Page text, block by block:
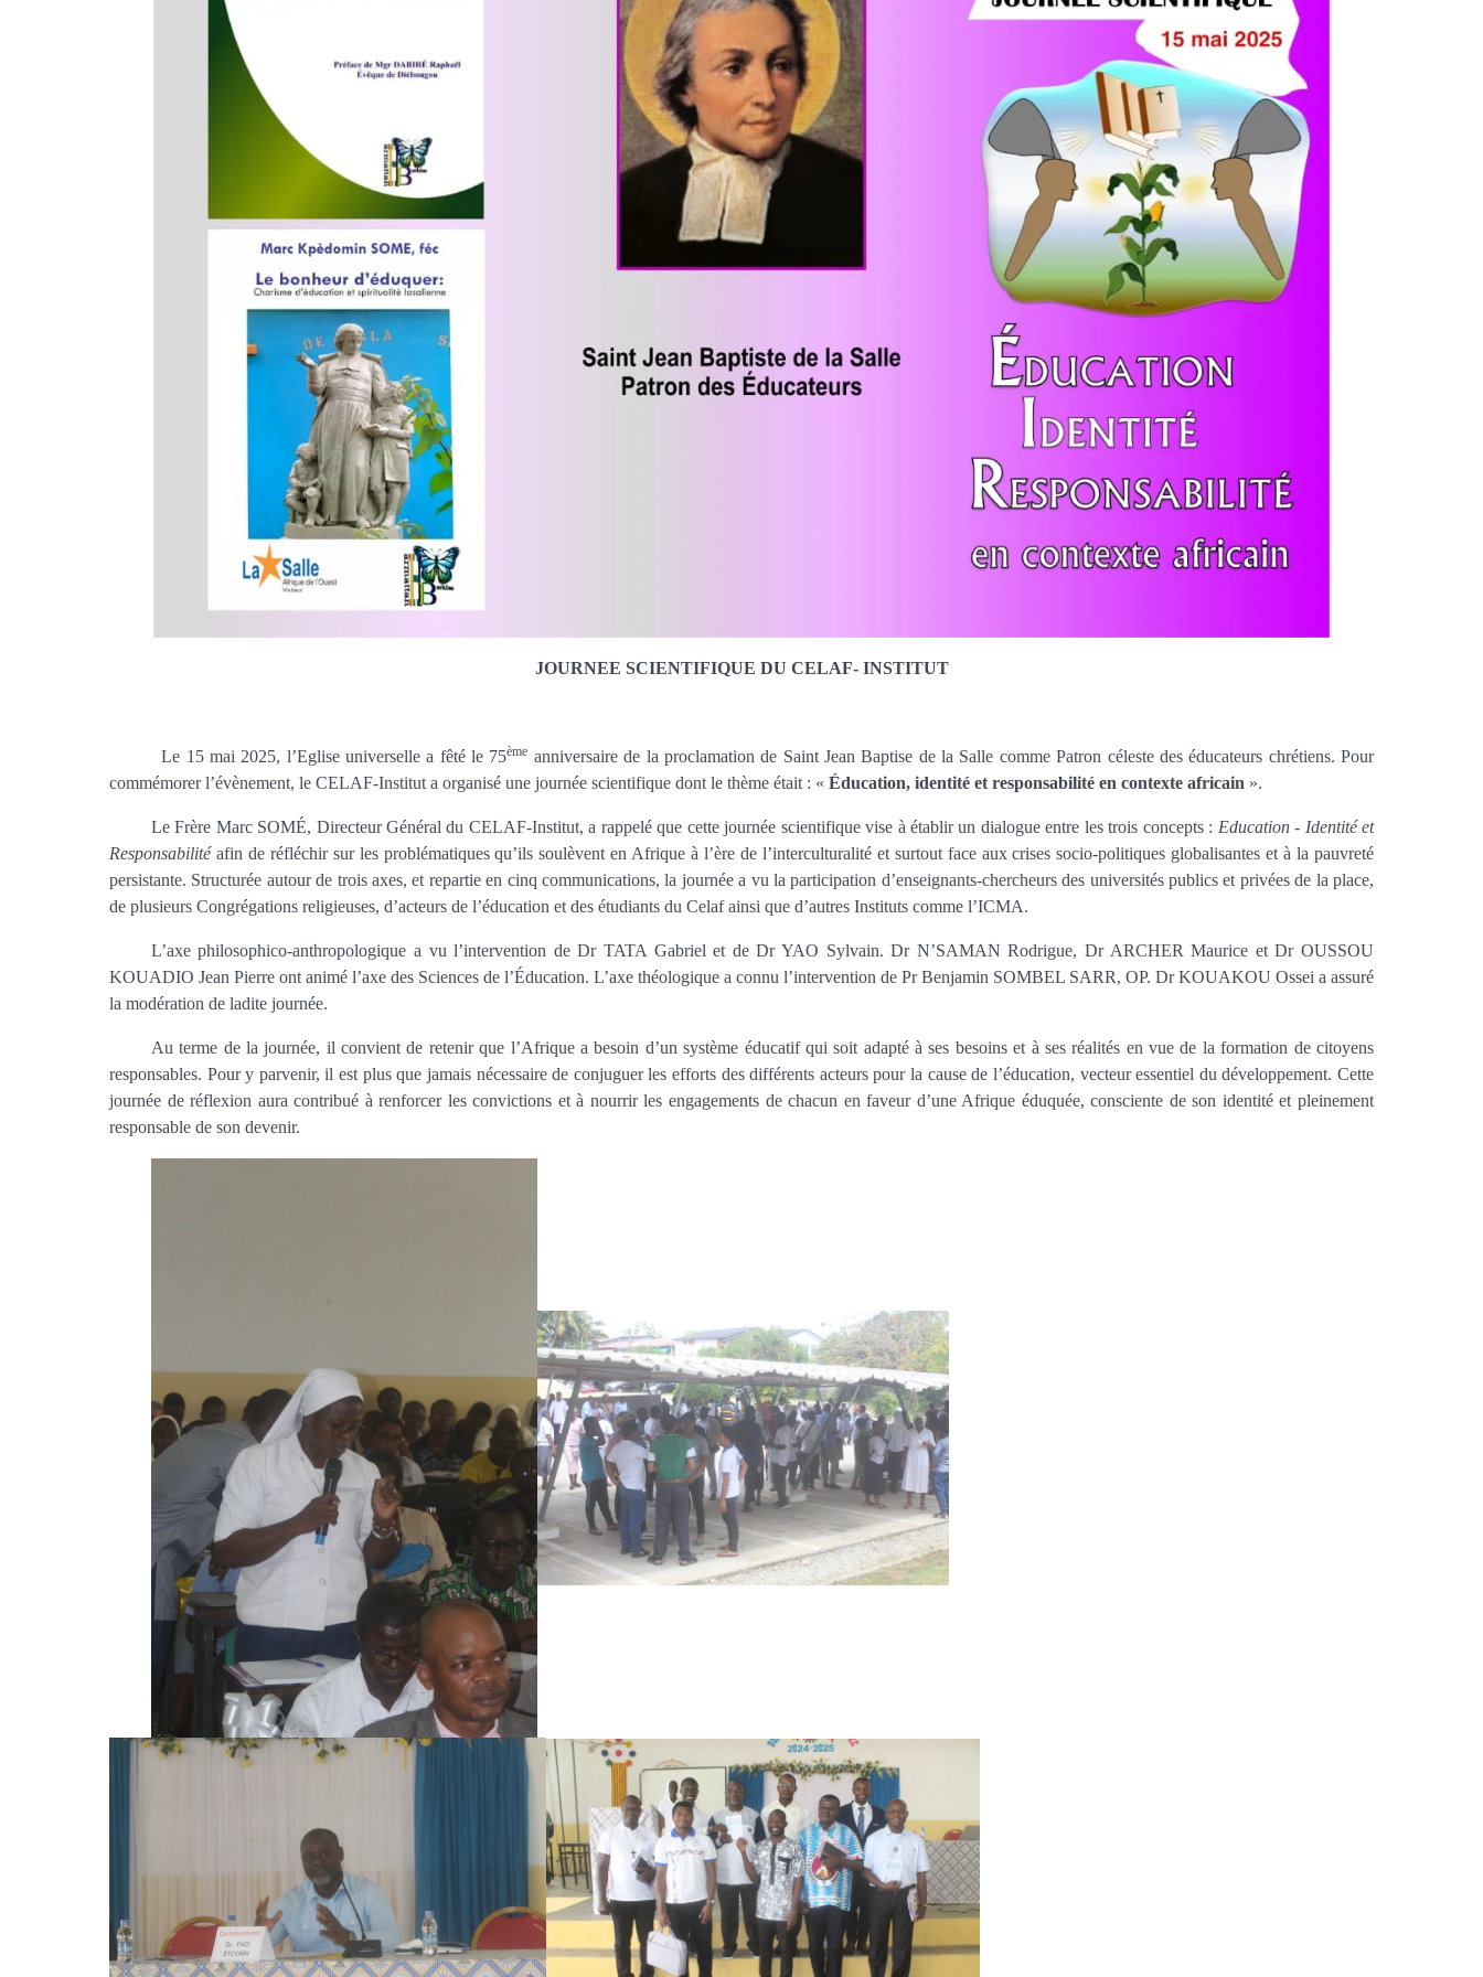
JOURNEE SCIENTIFIQUE DU CELAF- INSTITUT
Le 15 mai 2025, l’Eglise universelle a fêté le 75ème anniversaire de la proclamation de Saint Jean Baptise de la Salle comme Patron céleste des éducateurs chrétiens. Pour
commémorer l’évènement, le CELAF-Institut a organisé une journée scientifique dont le thème était : « Éducation, identité et responsabilité en contexte africain ».
Le Frère Marc SOMÉ, Directeur Général du CELAF-Institut, a rappelé que cette journée scientifique vise à établir un dialogue entre les trois concepts : Education - Identité et
Responsabilitéafin de réfléchir sur les problématiques qu’ils soulèvent en Afrique à l’ère de l’interculturalité et surtout face aux crises socio-politiques globalisantes et à la pauvreté
persistante. Structurée autour de trois axes, et repartie en cinq communications, la journée a vu la participation d’enseignants-chercheurs des universités publics et privées de la place,
de plusieurs Congrégations religieuses, d’acteurs de l’éducation et des étudiants du Celaf ainsi que d’autres Instituts comme l’ICMA.
L’axe philosophico-anthropologique a vu l’intervention de Dr TATA Gabriel et de Dr YAO Sylvain. Dr N’SAMAN Rodrigue, Dr ARCHER Maurice et Dr OUSSOU
KOUADIO Jean Pierre ont animé l’axe des Sciences de l’Éducation. L’axe théologique a connu l’intervention de Pr Benjamin SOMBEL SARR, OP. Dr KOUAKOU Ossei a assuré
la modération de ladite journée.
Au terme de la journée, il convient de retenir que l’Afrique a besoin d’un système éducatif qui soit adapté à ses besoins et à ses réalités en vue de la formation de citoyens
responsables. Pour y parvenir, il est plus que jamais nécessaire de conjuguer les efforts des différents acteurs pour la cause de l’éducation, vecteur essentiel du développement. Cette
journée de réflexion aura contribué à renforcer les convictions et à nourrir les engagements de chacun en faveur d’une Afrique éduquée, consciente de son identité et pleinement
responsable de son devenir.